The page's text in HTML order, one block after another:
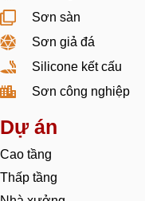
Sơn sàn
Sơn giả đá
Silicone kết cấu
Sơn công nghiệp
Dự án
Cao tầng
Thấp tầng